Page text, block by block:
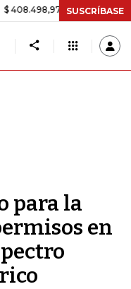
+$ 8.753,81 +2,19%
SUSCRÍBASE
para la
en